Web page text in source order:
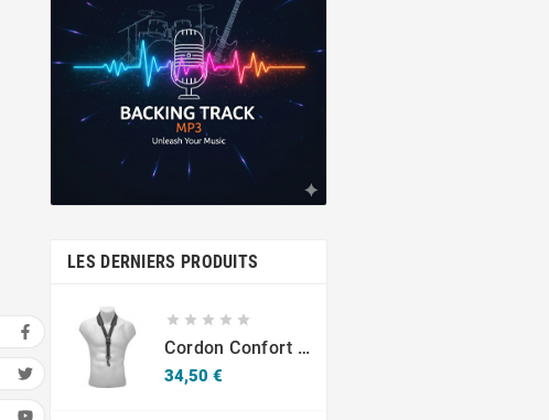
LES DERNIERS PRODUITS
    
Cordon Confort Sax -S10SH Mousqueton - Adultes
34,50 €